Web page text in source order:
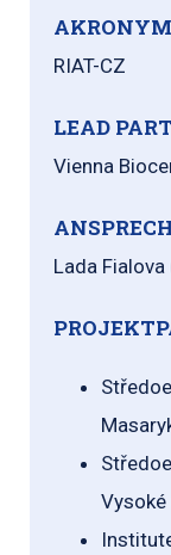
RIAT-CZ
LEAD
Vienna
Lada
Vysoké